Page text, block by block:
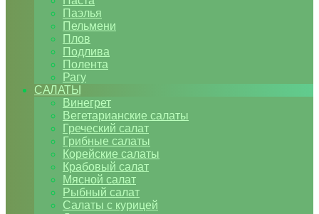
Паэлья
Пельмени
Плов
Подлива
Полента
Рагу
САЛАТЫ
Винегрет
Вегетарианские салаты
Греческий салат
Грибные салаты
Корейские салаты
Крабовый салат
Мясной салат
Рыбный салат
Салаты с курицей